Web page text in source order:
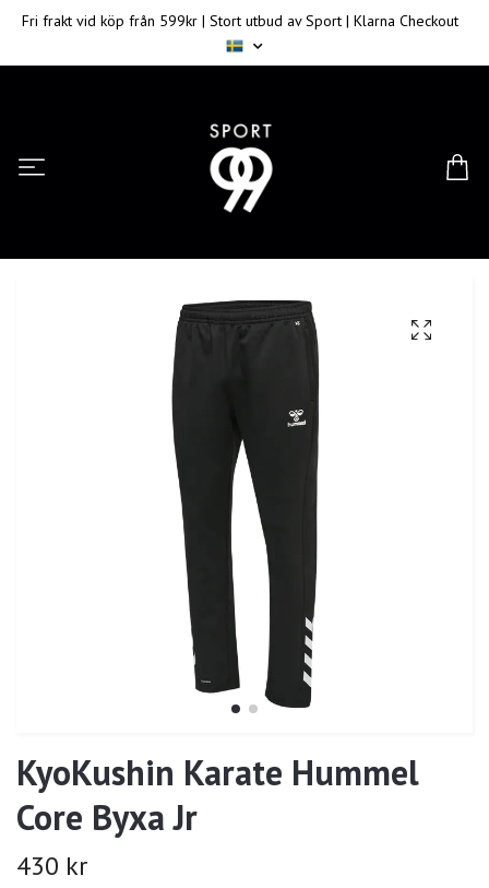
Fri frakt vid köp från 599kr | Stort utbud av Sport | Klarna Checkout
KyoKushin Karate Hummel
Core Byxa Jr
430 kr